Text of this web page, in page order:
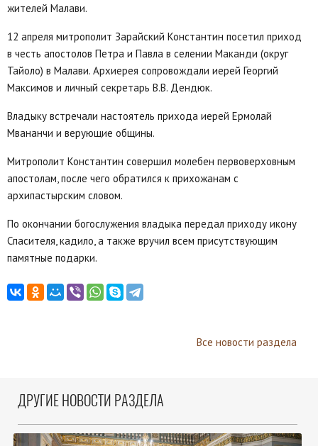
жителей Малави.
12 апреля митрополит Зарайский Константин посетил приход
в честь апостолов Петра и Павла в селении Маканди (округ
Тайоло) в Малави. Архиерея сопровождали иерей Георгий
Максимов и личный секретарь В.В. Дендюк.
Владыку встречали настоятель прихода иерей Ермолай
Мвананчи и верующие общины.
Митрополит Константин совершил молебен первоверховным
апостолам, после чего обратился к прихожанам с
архипастырским словом.
По окончании богослужения владыка передал приходу икону
Спасителя, кадило, а также вручил всем присутствующим
памятные подарки.
Все новости раздела
ДРУГИЕ НОВОСТИ РАЗДЕЛА